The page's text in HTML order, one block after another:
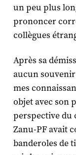
un peu plus
prononcer
collègues
Après sa
aucun souvenir
mes
objet avec son
perspective du
Zanu-PF avait
banderoles de